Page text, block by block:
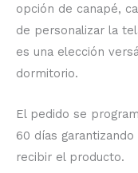
opción de canapé,
de personalizar la
es una elección
dormitorio.
El pedido se
60 días
recibir el producto.